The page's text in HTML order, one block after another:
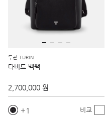
투린 TURIN
다비드 백팩
2,700,000 원
1 비교